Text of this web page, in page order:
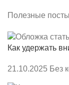
Полезные посты
Как удержать
21.10.2025 Без